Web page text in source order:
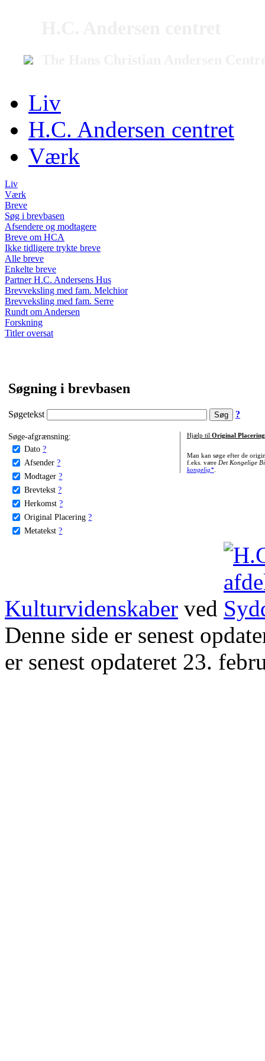
Liv
H.C. Andersen centret
Værk
Liv
Værk
Breve
Søg i brevbasen
Afsendere og modtagere
Breve om HCA
Ikke tidligere trykte breve
Alle breve
Enkelte breve
Partner H.C. Andersens Hus
Brevveksling med fam. Melchior
Brevveksling med fam. Serre
Rundt om Andersen
Forskning
Titler oversat
Søgning i brevbasen
Søgetekst ?
Søge-afgrænsning:
Dato ?
Afsender ?
Modtager ?
Brevtekst ?
Herkomst ?
Original Placering ?
Metatekst ?
Hjælp til Original Placering
Man kan søge efter de
f.eks. være Det Kongelige
kongelig*.
Kulturvidenskaber ved
Denne side er senest
er senest opdateret 23.